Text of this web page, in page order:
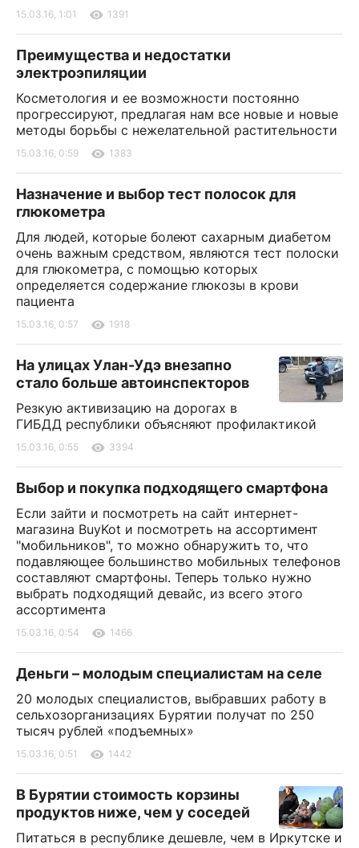
15.03.16, 1:01 1391
Преимущества и недостатки
электроэпиляции
Косметология и ее возможности постоянно
прогрессируют, предлагая нам все новые и новые
методы борьбы с нежелательной растительности
15.03.16, 0:59 1383
Назначение и выбор тест полосок для
глюкометра
Для людей, которые болеют сахарным диабетом
очень важным средством, являются тест полоски
для глюкометра, с помощью которых
определяется содержание глюкозы в крови
пациента
15.03.16, 0:57 1918
На улицах Улан-Удэ внезапно
стало больше автоинспекторов
Резкую активизацию на дорогах в
ГИБДД республики объясняют профилактикой
15.03.16, 0:55 3394
Выбор и покупка подходящего смартфона
Если зайти и посмотреть на сайт интернет-
магазина BuyKot и посмотреть на ассортимент
"мобильников", то можно обнаружить то, что
подавляющее большинство мобильных телефонов
составляют смартфоны. Теперь только нужно
выбрать подходящий девайс, из всего этого
ассортимента
15.03.16, 0:54 1466
Деньги – молодым специалистам на селе
20 молодых специалистов, выбравших работу в
сельхозорганизациях Бурятии получат по 250
тысяч рублей «подъемных»
15.03.16, 0:51 1442
В Бурятии стоимость корзины
продуктов ниже, чем у соседей
Питаться в республике дешевле, чем в Иркутске и